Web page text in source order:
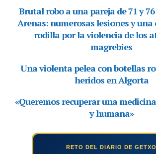
RETO DEL DIARIO DE GETXO